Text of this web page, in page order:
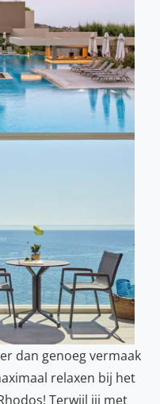
dan genoeg vermaak
relaxen bij het
Terwijl jij met